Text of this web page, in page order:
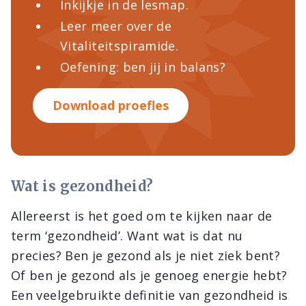
Inkijkje in de lesmap.
Leer meer over de
Vitaliteitspiramide.
Oefening: ben jij in balans?
Download proefles
Wat is gezondheid?
Allereerst is het goed om te kijken naar de
term ‘gezondheid’. Want wat is dat nu
precies? Ben je gezond als je niet ziek bent?
Of ben je gezond als je genoeg energie hebt?
Een veelgebruikte definitie van gezondheid is